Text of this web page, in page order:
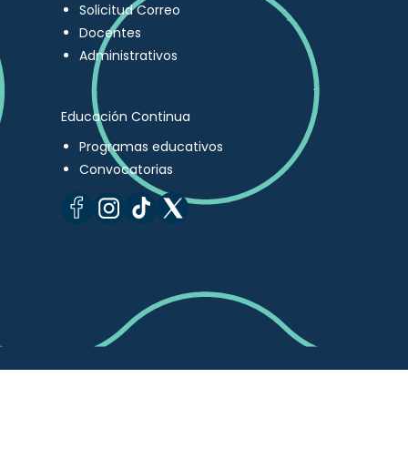
Solicitud Correo
Docentes
Administrativos
Educación Continua
Programas educativos
Convocatorias